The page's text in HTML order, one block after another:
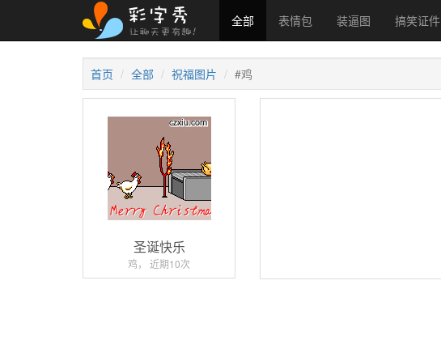
全部 表情包 装逼图 搞笑证件
首页 全部 祝福图片 #鸡
圣诞快乐
鸡， 近期10次